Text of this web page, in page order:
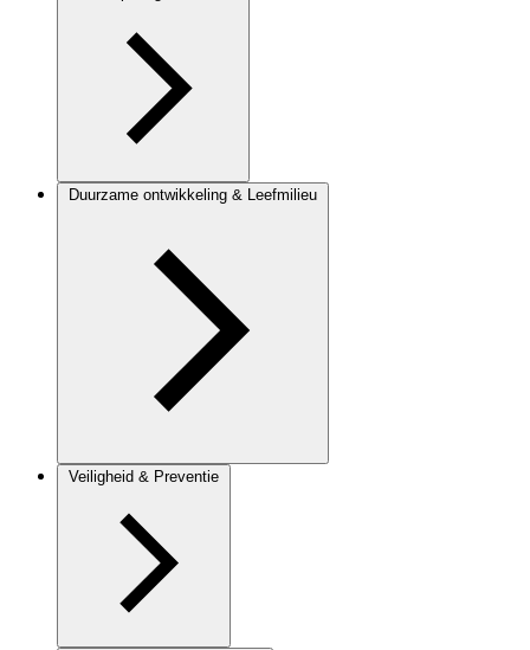
Duurzame ontwikkeling & Leefmilieu
Veiligheid & Preventie